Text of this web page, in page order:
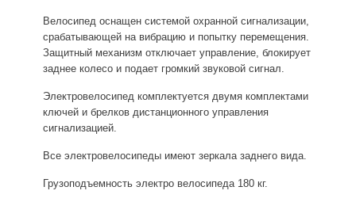
Велосипед оснащен системой охранной сигнализации,
срабатывающей на вибрацию и попытку перемещения.
Защитный механизм отключает управление, блокирует
заднее колесо и подает громкий звуковой сигнал.
Электровелосипед комплектуется двумя комплектами
ключей и брелков дистанционного управления
сигнализацией.
Все электровелосипеды имеют зеркала заднего вида.
Грузоподъемность электро велосипеда 180 кг.